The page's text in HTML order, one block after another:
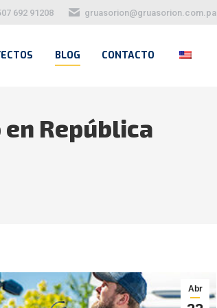
692 91208 gruasorion@gruasorion.com.pa
BLOG CONTACTO
República
Abr